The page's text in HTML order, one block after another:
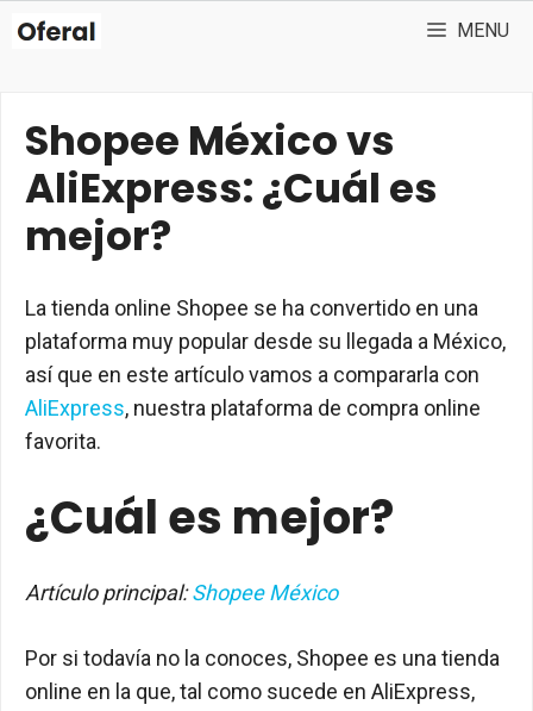
Saltar
MENU
Shopee México vs
AliExpress: ¿Cuál es
mejor?
La tienda online Shopee se ha convertido en una
plataforma muy popular desde su llegada a México,
así que en este artículo vamos a compararla con
AliExpress, nuestra plataforma de compra online
favorita.
¿Cuál es mejor?
Artículo principal:Shopee México
Por si todavía no la conoces, Shopee es una tienda
online en la que, tal como sucede en AliExpress,